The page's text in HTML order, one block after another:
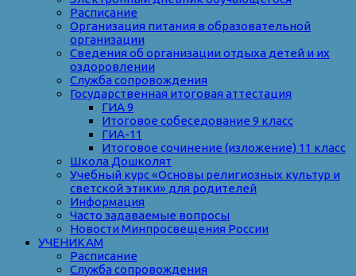
Расписание
Организация питания в образовательной
организации
Сведения об организации отдыха детей и их
оздоровлении
Служба сопровождения
Государственная итоговая аттестация
ГИА 9
Итоговое собеседование 9 класс
ГИА-11
Итоговое сочинение (изложение) 11 класс
Школа Дошколят
Учебный курс «Основы религиозных культур и
светской этики» для родителей
Информация
Часто задаваемые вопросы
Новости Минпросвещения России
УЧЕНИКАМ
Расписание
Служба сопровождения